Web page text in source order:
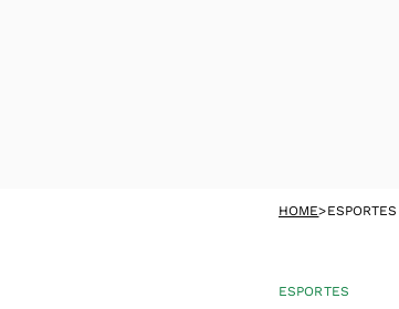
HOME>ESPORTES
ESPORTES